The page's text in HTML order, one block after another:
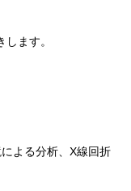
ます。
よる分析、X線回折